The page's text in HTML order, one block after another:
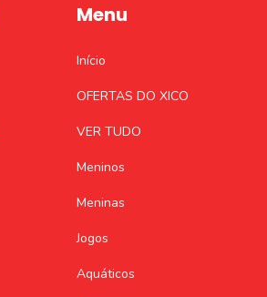
Menu
Início
OFERTAS DO XICO
VER TUDO
Meninos
Meninas
Jogos
Aquáticos